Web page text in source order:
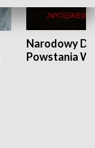
Narodowy
Powstania